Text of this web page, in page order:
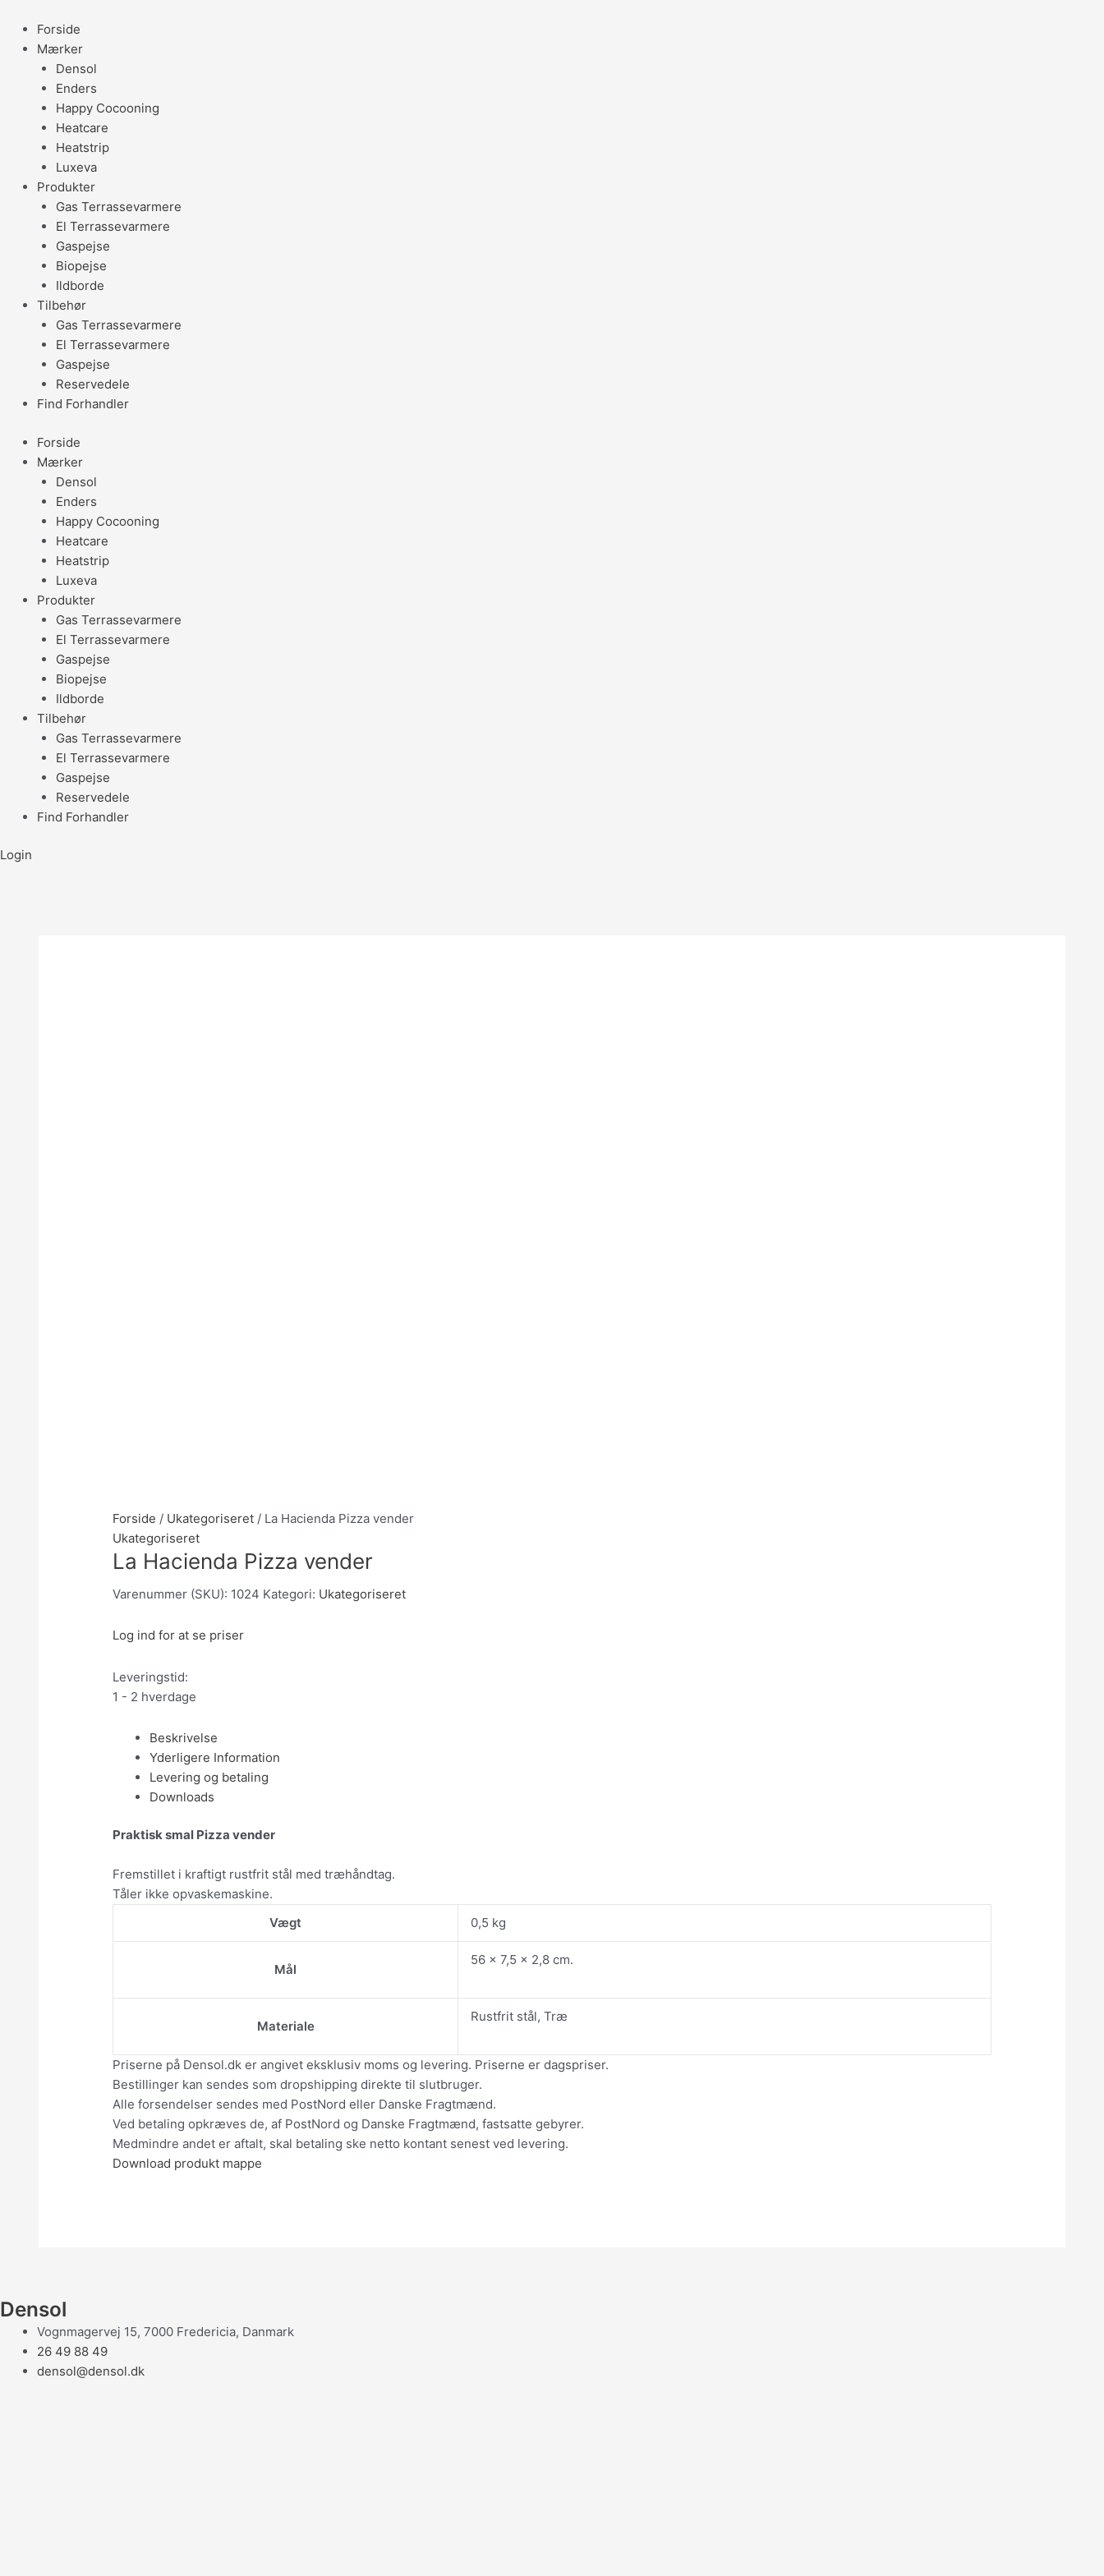
indholdet
Forside
Mærker
Densol
Enders
Happy Cocooning
Heatcare
Heatstrip
Luxeva
Produkter
Gas Terrassevarmere
El Terrassevarmere
Gaspejse
Biopejse
Ildborde
Tilbehør
Gas Terrassevarmere
El Terrassevarmere
Gaspejse
Reservedele
Find Forhandler
Forside
Mærker
Densol
Enders
Happy Cocooning
Heatcare
Heatstrip
Luxeva
Produkter
Gas Terrassevarmere
El Terrassevarmere
Gaspejse
Biopejse
Ildborde
Tilbehør
Gas Terrassevarmere
El Terrassevarmere
Gaspejse
Reservedele
Find Forhandler
Login
Forside / Ukategoriseret / La Hacienda Pizza vender
Ukategoriseret
La Hacienda Pizza vender
Varenummer (SKU): 1024 Kategori: Ukategoriseret
Log ind for at se priser
Leveringstid:
1 - 2 hverdage
Beskrivelse
Yderligere Information
Levering og betaling
Downloads
Praktisk smal Pizza vender
Fremstillet i kraftigt rustfrit stål med træhåndtag.
Tåler ikke opvaskemaskine.
Vægt
0,5 kg
Mål
56 x 7,5 x 2,8 cm.
Materiale
Rustfrit stål, Træ
Priserne på Densol.dk er angivet eksklusiv moms og levering. Priserne er dagspriser.
Bestillinger kan sendes som dropshipping direkte til slutbruger.
Alle forsendelser sendes med PostNord eller Danske Fragtmænd.
Ved betaling opkræves de, af PostNord og Danske Fragtmænd, fastsatte gebyrer.
Medmindre andet er aftalt, skal betaling ske netto kontant senest ved levering.
Download produkt mappe
Densol
Vognmagervej 15, 7000 Fredericia, Danmark
26 49 88 49
densol@densol.dk